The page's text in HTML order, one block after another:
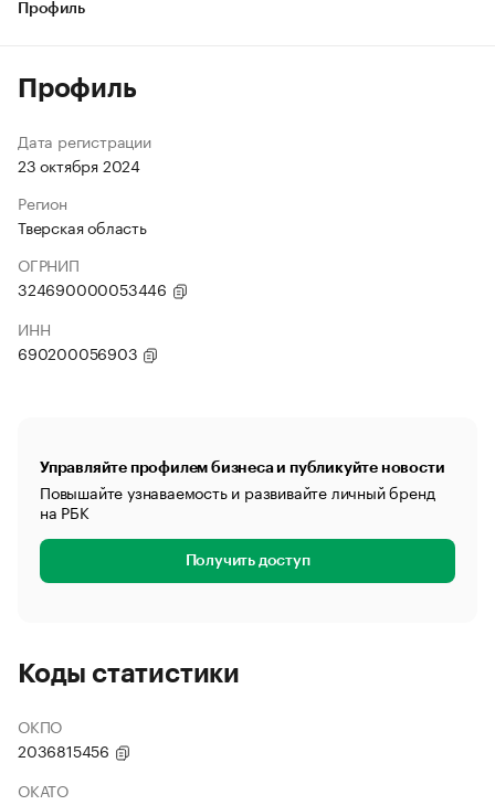
Профиль
Профиль
Дата регистрации
23 октября 2024
Регион
Тверская область
ОГРНИП
324690000053446
ИНН
690200056903
Управляйте профилем бизнеса и публикуйте новости
Повышайте узнаваемость и развивайте личный бренд
на РБК
Получить доступ
Коды статистики
ОКПО
2036815456
ОКАТО